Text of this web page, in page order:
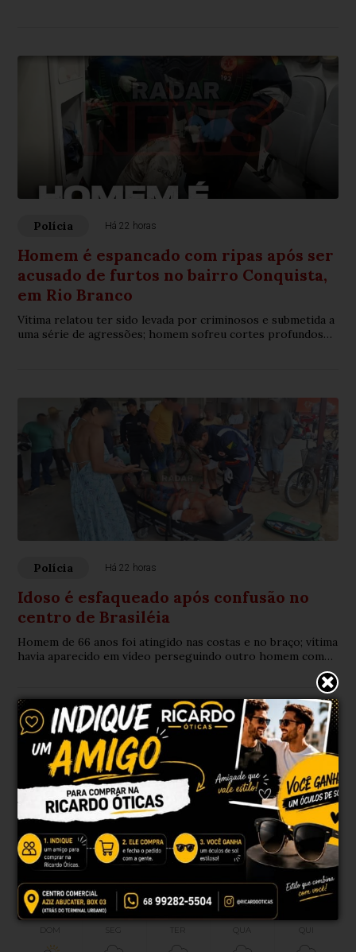
Polícia Há 22 horas
Homem é espancado com ripas após ser
acusado de furtos no bairro Conquista,
em Rio Branco
Vítima relatou ter sido levada por criminosos e submetida a
uma série de agressões; homem sofreu cortes profundos
Polícia Há 22 horas
Idoso é esfaqueado após confusão no
centro de Brasiléia
Homem de 66 anos foi atingido nas costas e no braço; vítima
havia aparecido em vídeo perseguindo outro homem com
Rio Branco, AC
37°
Mín.
Máx. 38°
38°
Sensação
3.3km/h 31%
Umidade
0%(0mm)
Chance de chuva
Nascer do sol
07h28
Pôr do sol
DOM TER QUA